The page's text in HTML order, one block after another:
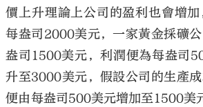
價上升理論上公司的盈利也會增
每盎司2000美元，一家黃金採礦
盎司1500美元，利潤便為每盎司
升至3000美元，假設公司的生產
便由每盎司500美元增加至1500美